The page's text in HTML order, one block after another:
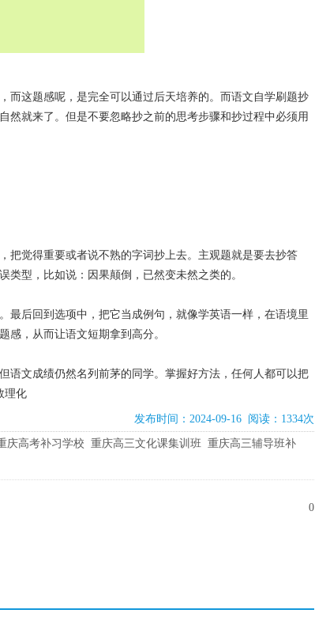
而这题感呢，是完全可以通过后天培养的。而语文自学刷题抄
然就来了。但是不要忽略抄之前的思考步骤和抄过程中必须用
把觉得重要或者说不熟的字词抄上去。主观题就是要去抄答
型，比如说：因果颠倒，已然变未然之类的。
最后回到选项中，把它当成例句，就像学英语一样，在语境里
感，从而让语文短期拿到高分。
语文成绩仍然名列前茅的同学。掌握好方法，任何人都可以把
理化
发布时间：2024-09-16 阅读：1334次
庆高考补习学校 重庆高三文化课集训班 重庆高三辅导班补
0